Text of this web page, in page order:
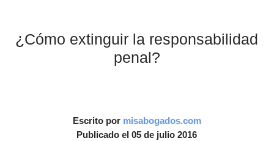
¿Cómo extinguir la responsabilidad
penal?
Escrito por misabogados.com
Publicado el 05 de julio 2016